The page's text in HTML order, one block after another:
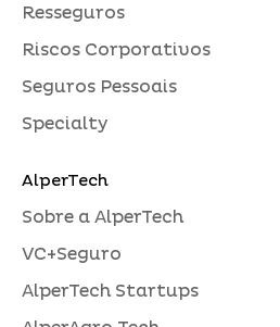
Resseguros
Riscos Corporativos
Seguros Pessoais
Specialty
AlperTech
Sobre a AlperTech
VC+Seguro
AlperTech Startups